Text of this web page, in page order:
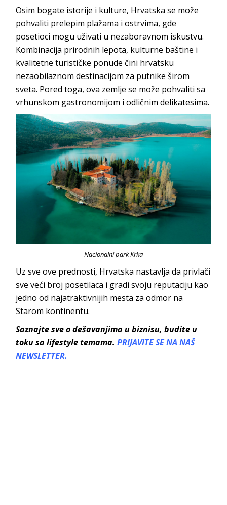
Osim bogate istorije i kulture, Hrvatska se može
pohvaliti prelepim plažama i ostrvima, gde
posetioci mogu uživati u nezaboravnom iskustvu.
Kombinacija prirodnih lepota, kulturne baštine i
kvalitetne turističke ponude čini hrvatsku
nezaobilaznom destinacijom za putnike širom
sveta. Pored toga, ova zemlje se može pohvaliti sa
vrhunskom gastronomijom i odličnim delikatesima.
Nacionalni park Krka
Uz sve ove prednosti, Hrvatska nastavlja da privlači
sve veći broj posetilaca i gradi svoju reputaciju kao
jedno od najatraktivnijih mesta za odmor na
Starom kontinentu.
Saznajte sve o dešavanjima u biznisu, budite u
toku sa lifestyle temama.PRIJAVITE SE NA NAŠ
NEWSLETTER.